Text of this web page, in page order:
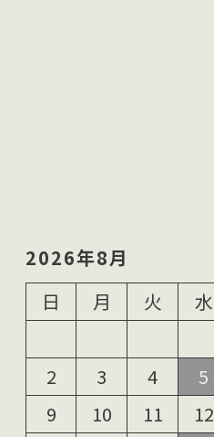
2026年8月
日
月 火 水
2
3 4 5
9
10 11 12